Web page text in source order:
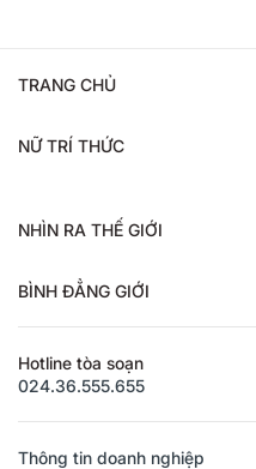
TRANG CHỦ
NỮ TRÍ THỨC
NHÌN RA THẾ GIỚI
BÌNH ĐẲNG GIỚI
Hotline tòa soạn
024.36.555.655
Thông tin doanh nghiệp